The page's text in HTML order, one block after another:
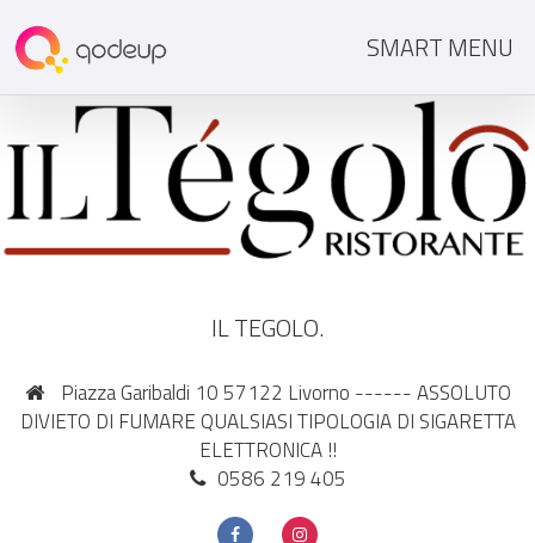
SMART MENU
IL TEGOLO.
Piazza Garibaldi 10 57122 Livorno ------ ASSOLUTO
DIVIETO DI FUMARE QUALSIASI TIPOLOGIA DI SIGARETTA
ELETTRONICA !!
0586 219 405